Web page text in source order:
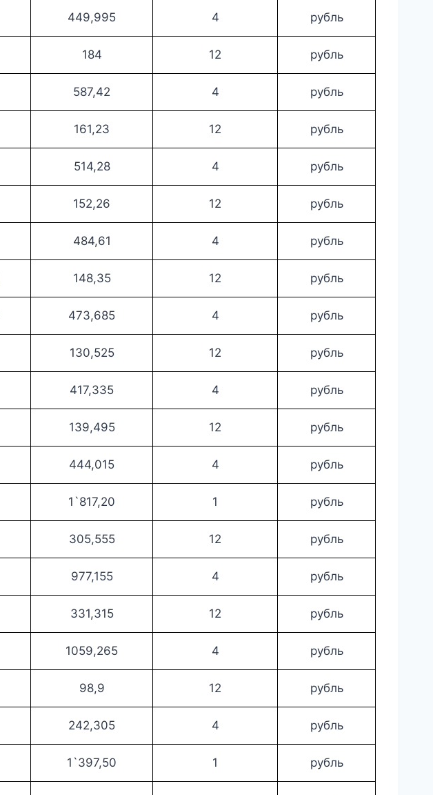
449,995 4 рубль
184 12 рубль
587,42 4 рубль
161,23 12 рубль
514,28 4 рубль
152,26 12 рубль
484,61 4 рубль
148,35 12 рубль
473,685 4 рубль
130,525 12 рубль
417,335 4 рубль
139,495 12 рубль
444,015 4 рубль
1`817,20 1 рубль
305,555 12 рубль
977,155 4 рубль
331,315 12 рубль
1059,265 4 рубль
98,9 12 рубль
242,305 4 рубль
1`397,50 1 рубль